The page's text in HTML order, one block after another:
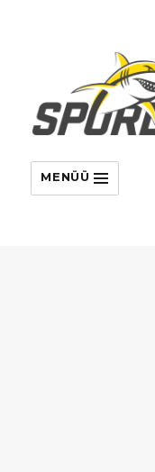
MENÜÜ